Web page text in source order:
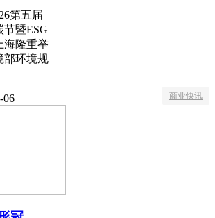
第五届
节暨ESG
海隆重举
部环境规
06 商业快讯